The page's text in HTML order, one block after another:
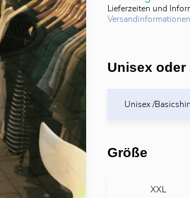
Lieferzeiten und
Versandinformationen
Unisex oder
Unisex /
Größe
XXL